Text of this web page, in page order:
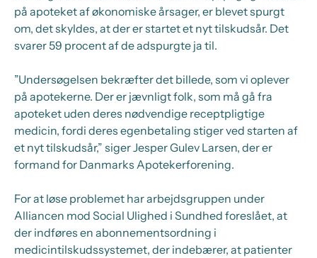
på apoteket af økonomiske årsager, er blevet spurgt
om, det skyldes, at der er startet et nyt tilskudsår. Det
svarer 59 procent af de adspurgte ja til.
”Undersøgelsen bekræfter det billede, som vi oplever
på apotekerne. Der er jævnligt folk, som må gå fra
apoteket uden deres nødvendige receptpligtige
medicin, fordi deres egenbetaling stiger ved starten af
et nyt tilskudsår,” siger Jesper Gulev Larsen, der er
formand for Danmarks Apotekerforening.
For at løse problemet har arbejdsgruppen under
Alliancen mod Social Ulighed i Sundhed foreslået, at
der indføres en abonnementsordning i
medicintilskudssystemet, der indebærer, at patienter